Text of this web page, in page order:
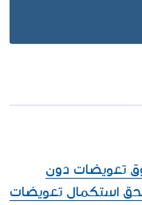
تعويضات دون
يستحق استكمال تعويضات